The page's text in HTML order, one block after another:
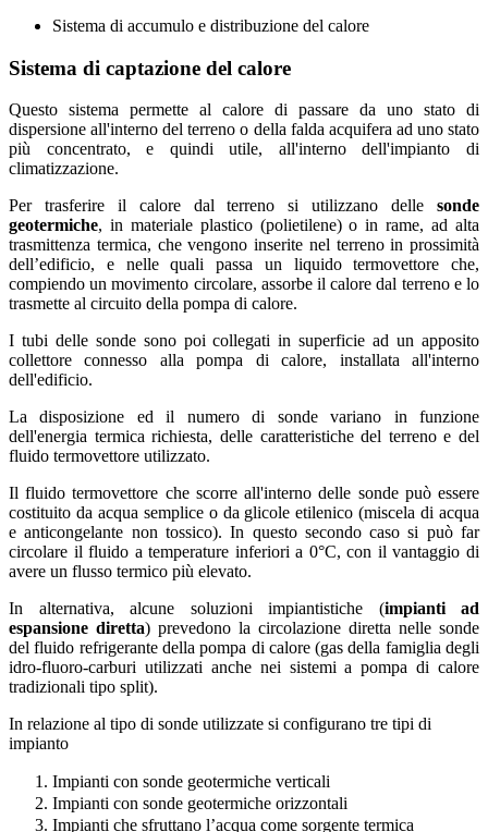
Sistema di accumulo e distribuzione del calore
Sistema di captazione del calore
Questo sistema permette al calore di passare da uno stato di
dispersione all'interno del terreno o della falda acquifera ad uno stato
più concentrato, e quindi utile, all'interno dell'impianto di
climatizzazione.
Per trasferire il calore dal terreno si utilizzano delle sonde
geotermiche, in materiale plastico (polietilene) o in rame, ad alta
trasmittenza termica, che vengono inserite nel terreno in prossimità
dell’edificio, e nelle quali passa un liquido termovettore che,
compiendo un movimento circolare, assorbe il calore dal terreno e lo
trasmette al circuito della pompa di calore.
I tubi delle sonde sono poi collegati in superficie ad un apposito
collettore connesso alla pompa di calore, installata all'interno
dell'edificio.
La disposizione ed il numero di sonde variano in funzione
dell'energia termica richiesta, delle caratteristiche del terreno e del
fluido termovettore utilizzato.
Il fluido termovettore che scorre all'interno delle sonde può essere
costituito da acqua semplice o da glicole etilenico (miscela di acqua
e anticongelante non tossico). In questo secondo caso si può far
circolare il fluido a temperature inferiori a 0°C, con il vantaggio di
avere un flusso termico più elevato.
In alternativa, alcune soluzioni impiantistiche (impianti ad
espansione diretta) prevedono la circolazione diretta nelle sonde
del fluido refrigerante della pompa di calore (gas della famiglia degli
idro-fluoro-carburi utilizzati anche nei sistemi a pompa di calore
tradizionali tipo split).
In relazione al tipo di sonde utilizzate si configurano tre tipi di
impianto
Impianti con sonde geotermiche verticali
Impianti con sonde geotermiche orizzontali
Impianti che sfruttano l’acqua come sorgente termica